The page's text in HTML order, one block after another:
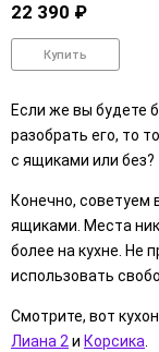
22 390 ₽
Купить
Если же вы будете
разобрать его, то
с ящиками или без?
Конечно,
ящиками. Места
более на кухне. Не
использовать
Смотрите, вот
Лиана 2и Корсика.